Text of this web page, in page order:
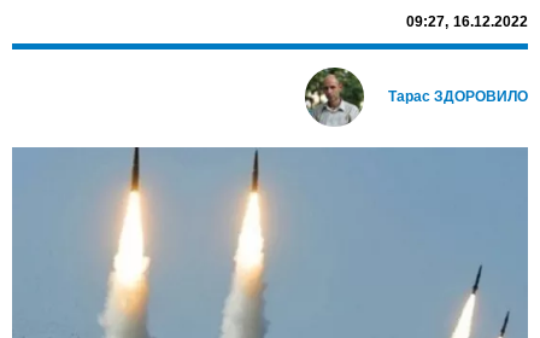
09:27, 16.12.2022
Тарас ЗДОРОВИЛО